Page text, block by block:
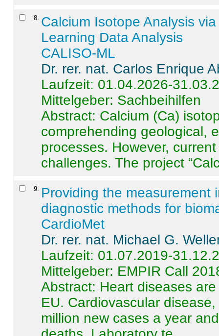
8 Calcium Isotope Analysis
Learning Data Analysis
CALISO-ML
Dr. rer. nat. Carlos Enrique
Laufzeit: 01.04.2026-
Mittelgeber: Sachbeihilfen
Abstract: Calcium (Ca)
comprehending geological,
processes. However,
challenges. The project
9
Providing the measurement
diagnostic methods for
CardioMet
Dr. rer. nat. Michael G.
Laufzeit: 01.07.2019-
Mittelgeber: EMPIR Call
Abstract: Heart diseases
EU. Cardiovascular
million new cases a year